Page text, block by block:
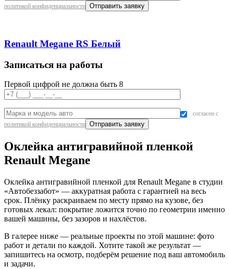
политикой конфиденциальности
Renault Megane RS Белый
Записаться на работы
Первой цифрой не должна быть 8
согласен с
политикой конфиденциальности
Оклейка антигравийной пленкой
Renault Megane
Оклейка антигравийной пленкой для Renault Megane в студии
«Автобеззабот» — аккуратная работа с гарантией на весь
срок. Плёнку раскраиваем по месту прямо на кузове, без
готовых лекал: покрытие ложится точно по геометрии именно
вашей машины, без зазоров и нахлёстов.
В галерее ниже — реальные проекты по этой машине: фото
работ и детали по каждой. Хотите такой же результат —
запишитесь на осмотр, подберём решение под ваш автомобиль
и задачи.